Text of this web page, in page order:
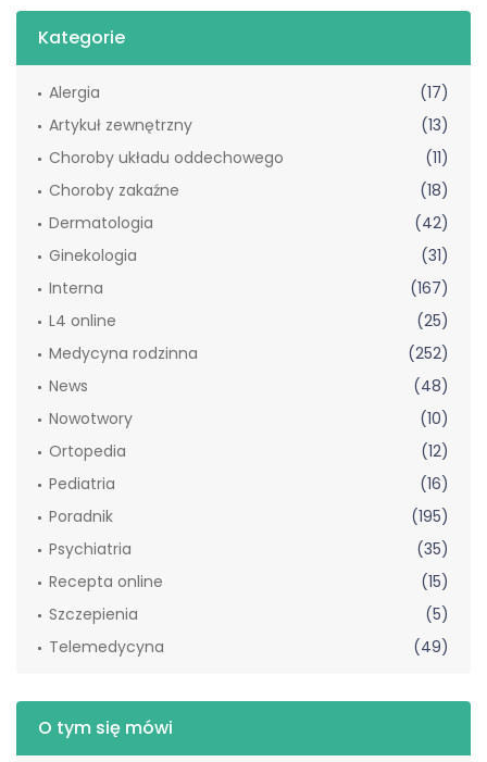
Kategorie
Alergia
(17)
Artykuł zewnętrzny
(13)
Choroby układu oddechowego
(11)
Choroby zakaźne
(18)
Dermatologia
(42)
Ginekologia
(31)
Interna
(167)
L4 online
(25)
Medycyna rodzinna
(252)
News
(48)
Nowotwory
(10)
Ortopedia
(12)
Pediatria
(16)
Poradnik
(195)
Psychiatria
(35)
Recepta online
(15)
Szczepienia
(5)
Telemedycyna
(49)
O tym się mówi